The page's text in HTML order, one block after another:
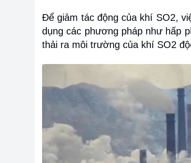
Để giảm tác động của khí SO2,
dụng các phương pháp như hấp
thải ra môi trường của khí SO2